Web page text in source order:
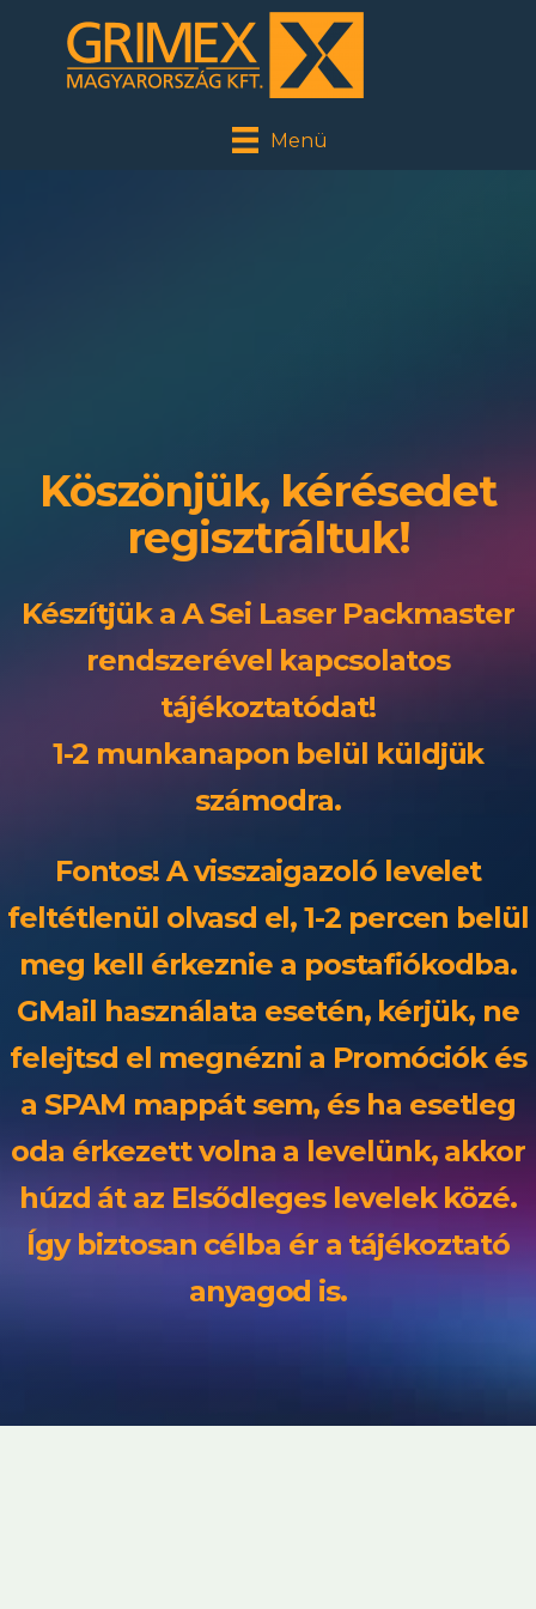
Menü
Köszönjük, kérésedet
regisztráltuk!
Készítjük a A Sei Laser Packmaster
rendszerével kapcsolatos
tájékoztatódat!
1-2 munkanapon belül küldjük
számodra.
Fontos! A visszaigazoló levelet
feltétlenül olvasd el, 1-2 percen belül
meg kell érkeznie a postafiókodba.
GMail használata esetén, kérjük, ne
felejtsd el megnézni a Promóciók és
a SPAM mappát sem, és ha esetleg
oda érkezett volna a levelünk, akkor
húzd át az Elsődleges levelek közé.
Így biztosan célba ér a tájékoztató
anyagod is.